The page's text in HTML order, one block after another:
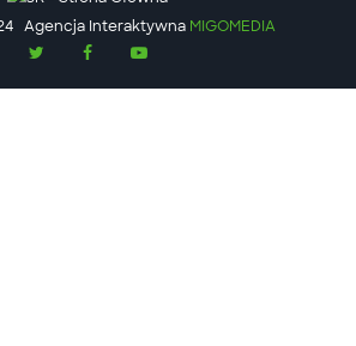
Agencja Interaktywna MIGOMEDIA